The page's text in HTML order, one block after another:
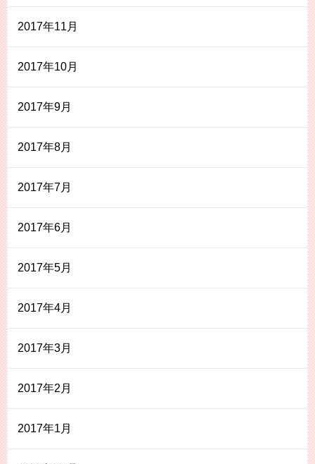
2017年11月
2017年10月
2017年9月
2017年8月
2017年7月
2017年6月
2017年5月
2017年4月
2017年3月
2017年2月
2017年1月